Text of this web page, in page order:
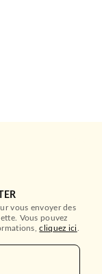
vous envoyer des
Vous pouvez
cliquez ici